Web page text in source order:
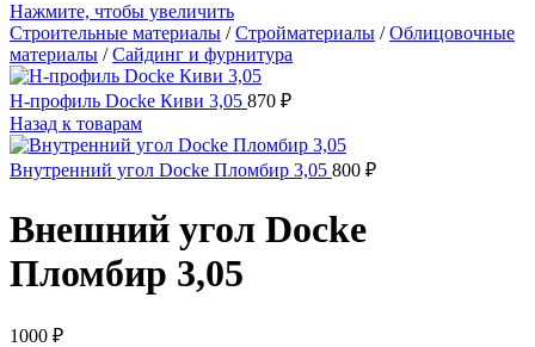
Нажмите, чтобы увеличить
Строительные материалы /Стройматериалы /Облицовочные
материалы /Сайдинг и фурнитура
H-профиль Docke Киви 3,05 870 ₽
Назад к товарам
Внутренний угол Docke Пломбир 3,05 800 ₽
Внешний угол Docke
Пломбир 3,05
1000 ₽